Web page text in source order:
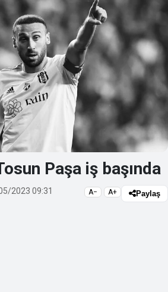
Paşa iş başında
2023 09:31 A− A+ Paylaş